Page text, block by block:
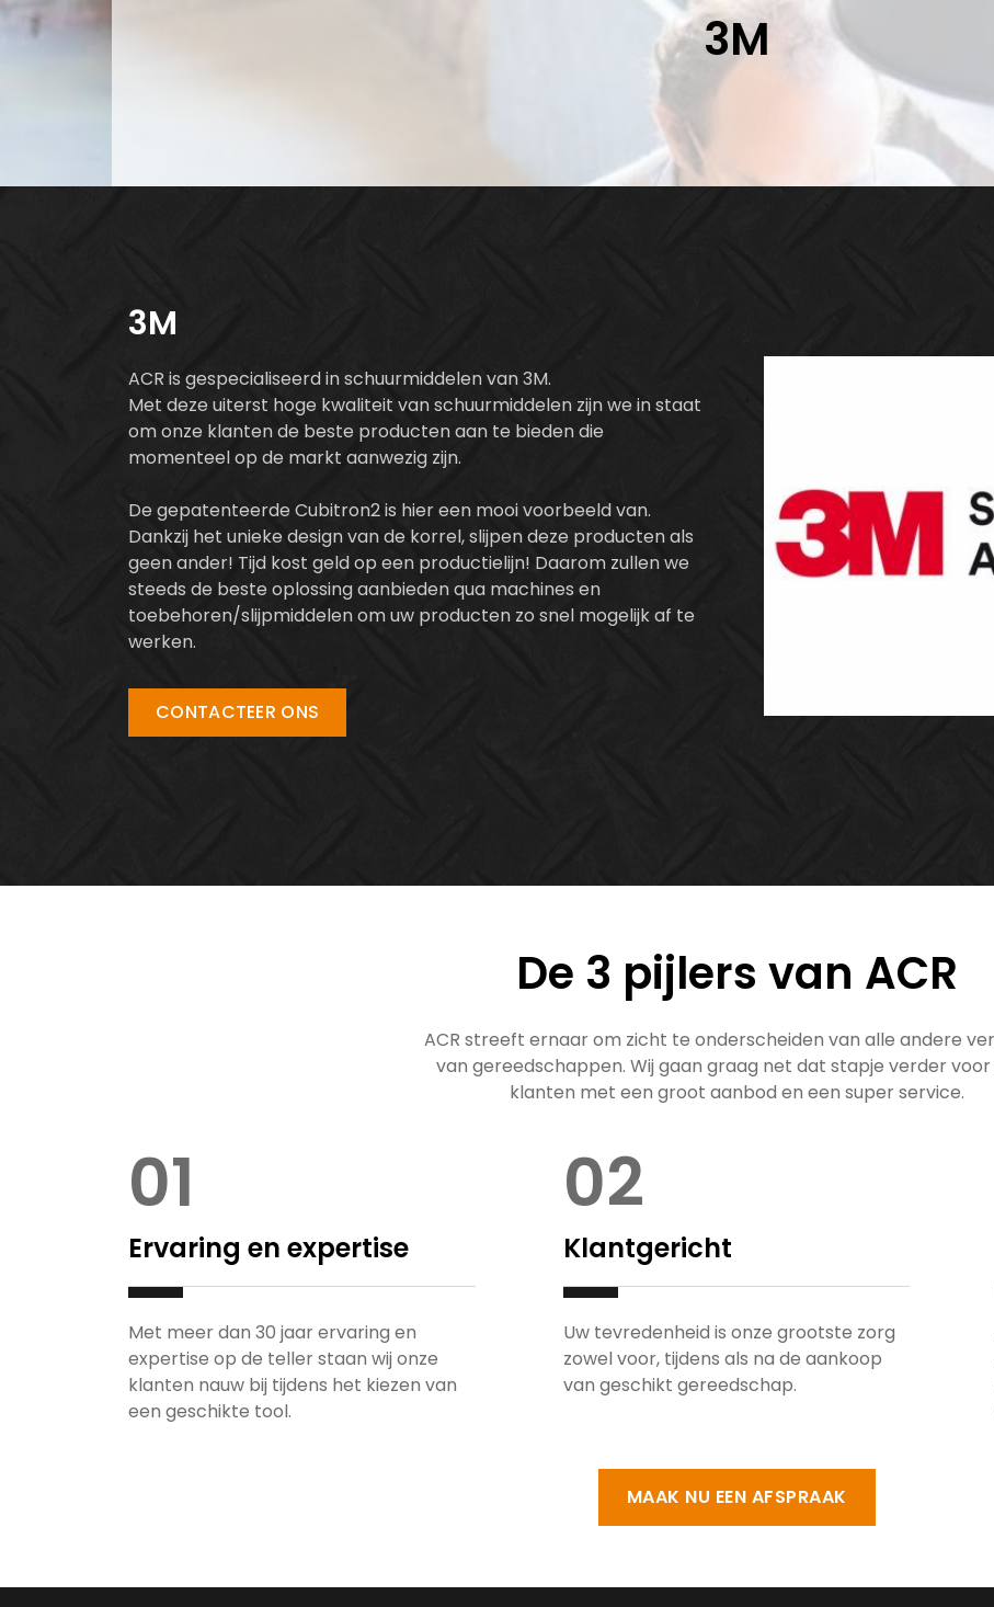
3M
3M
ACR is gespecialiseerd in schuurmiddelen van 3M.
Met deze uiterst hoge kwaliteit van schuurmiddelen zijn we in staat
om onze klanten de beste producten aan te bieden die
momenteel op de markt aanwezig zijn.
De gepatenteerde Cubitron2 is hier een mooi voorbeeld van.
Dankzij het unieke design van de korrel, slijpen deze producten als
geen ander! Tijd kost geld op een productielijn! Daarom zullen we
steeds de beste oplossing aanbieden qua machines en
toebehoren/slijpmiddelen om uw producten zo snel mogelijk af te
werken.
CONTACTEER ONS
De 3 pijlers van ACR
ACR streeft ernaar om zicht te onderscheiden van alle andere
van gereedschappen. Wij gaan graag net dat stapje verder voor
klanten met een groot aanbod en een super service.
01
Ervaring en expertise
Met meer dan 30 jaar ervaring en
expertise op de teller staan wij onze
klanten nauw bij tijdens het kiezen van
een geschikte tool.
02
Klantgericht
Uw tevredenheid is onze grootste zorg
zowel voor, tijdens als na de aankoop
van geschikt gereedschap.
MAAK NU EEN AFSPRAAK